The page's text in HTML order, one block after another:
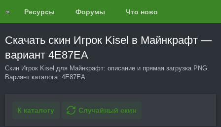
Ресурсы Форумы Что нового?
Скачать скин Игрок Kisel в Майнкрафт —
вариант 4E87EA
Скин Игрок Kisel для Майнкрафт: описание и прямая загрузка PNG.
Вариант каталога: 4E87EA.
К каталогу Случайный скин